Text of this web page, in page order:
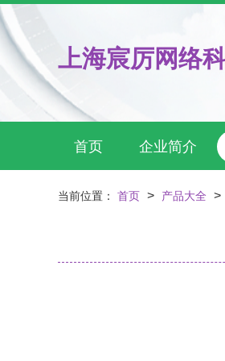
上海宸厉网络
首页 企业简介
当前位置： 首页 > 产品大全 >